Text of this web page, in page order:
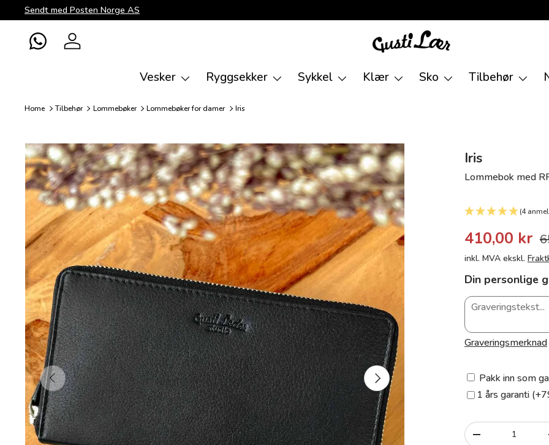
Direkte til innhold
Sendt med Posten Norge AS
WhatsAppLogg inn
Vesker Ryggsekker Sykkel Klær Sko Tilbehør
Home Tilbehør Lommebøker Lommebøker for damer Iris
Forrige Neste
Iris
Lommebok med
(4
410,00 kr
inkl. MVA ekskl.
Din personlige
Graveringsmerknad
Pakk inn som
1 års garanti
Antall
-